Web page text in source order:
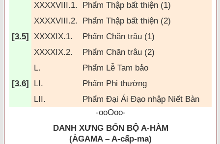
XXXXVIII.1.
Phẩm Thập bất thiện (1)
XXXXVIII.2.
Phẩm Thập bất thiện (2)
[3.5] XXXXIX.1. Phẩm Chăn trâu (1)
XXXXIX.2.
Phẩm Chăn trâu (2)
L.
Phẩm Lễ Tam bảo
[3.6] LI.
Phẩm Phi thường
LII.
Phẩm Đại Ái Đạo nhập Niết Bàn
-ooOoo-
DANH XƯNG BỐN BỘ A-HÀM
(ÀGAMA – A-cấp-ma)